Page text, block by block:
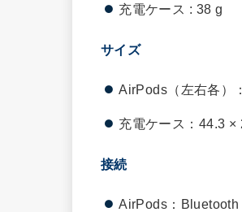
充電ケース : 38 g
サイズ
AirPods（左右各）
充電ケース：44.3 ×
接続
AirPods：Bluetooth